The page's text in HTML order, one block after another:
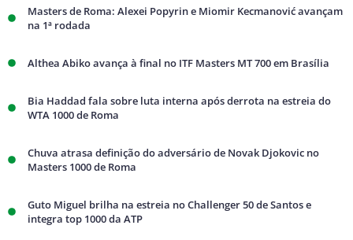
Masters de Roma: Alexei Popyrin e Miomir Kecmanović avançam
na 1ª rodada
Althea Abiko avança à final no ITF Masters MT 700 em Brasília
Bia Haddad fala sobre luta interna após derrota na estreia do
WTA 1000 de Roma
Chuva atrasa definição do adversário de Novak Djokovic no
Masters 1000 de Roma
Guto Miguel brilha na estreia no Challenger 50 de Santos e
integra top 1000 da ATP